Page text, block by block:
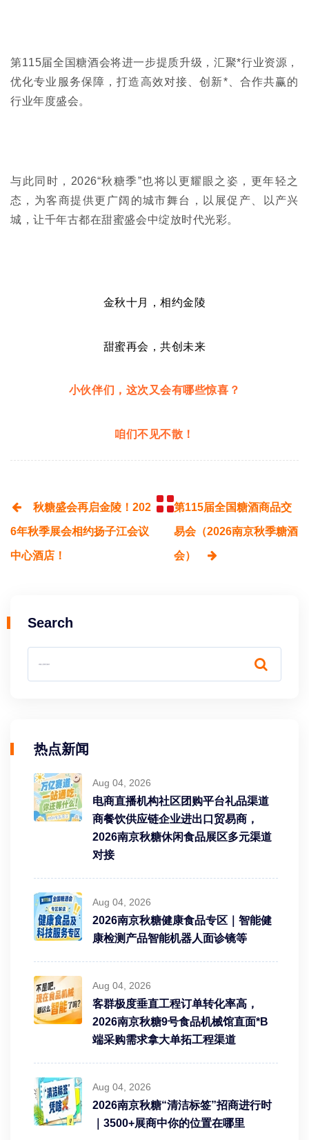
第115届全国糖酒会将进一步提质升级，汇聚*行业资源，
优化专业服务保障，打造高效对接、创新*、合作共赢的
行业年度盛会。
与此同时，2026“秋糖季”也将以更耀眼之姿，更年轻之
态，为客商提供更广阔的城市舞台，以展促产、以产兴
城，让千年古都在甜蜜盛会中绽放时代光彩。
金秋十月，相约金陵
甜蜜再会，共创未来
小伙伴们，这次又会有哪些惊喜？
咱们不见不散！
秋糖盛会再启金陵！202
6年秋季展会相约扬子江会议
中心酒店！
第115届全国糖酒商品交
易会（2026南京秋季糖酒
会）
Search
热点新闻
Aug 04, 2026
电商直播机构社区团购平台礼品渠道
商餐饮供应链企业进出口贸易商，
2026南京秋糖休闲食品展区多元渠道
对接
Aug 04, 2026
2026南京秋糖健康食品专区｜智能健
康检测产品智能机器人面诊镜等
Aug 04, 2026
客群极度垂直工程订单转化率高，
2026南京秋糖9号食品机械馆直面*B
端采购需求拿大单拓工程渠道
Aug 04, 2026
2026南京秋糖“清洁标签”招商进行时
｜3500+展商中你的位置在哪里